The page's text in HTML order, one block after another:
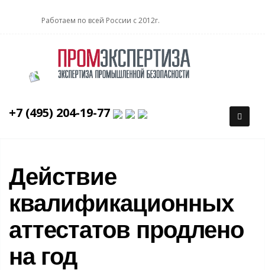
Работаем по всей России с 2012г.
+7 (495) 204-19-77
Действие
квалификационных
аттестатов продлено
на год